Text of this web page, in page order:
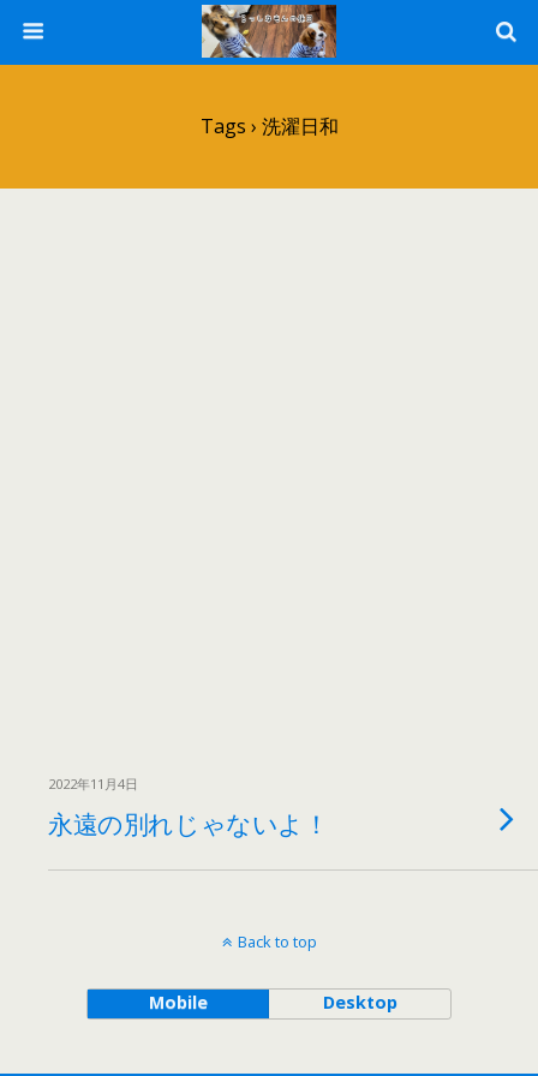
Tags › 洗濯日和
2022年11月4日
永遠の別れじゃないよ！
Back to top
Mobile Desktop